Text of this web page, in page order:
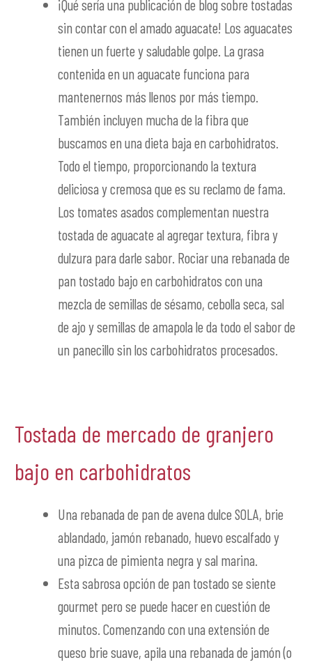
¡Qué sería una publicación de blog sobre tostadas
sin contar con el amado aguacate! Los aguacates
tienen un fuerte y saludable golpe. La grasa
contenida en un aguacate funciona para
mantenernos más llenos por más tiempo.
También incluyen mucha de la fibra que
buscamos en una dieta baja en carbohidratos.
Todo el tiempo, proporcionando la textura
deliciosa y cremosa que es su reclamo de fama.
Los tomates asados complementan nuestra
tostada de aguacate al agregar textura, fibra y
dulzura para darle sabor. Rociar una rebanada de
pan tostado bajo en carbohidratos con una
mezcla de semillas de sésamo, cebolla seca, sal
de ajo y semillas de amapola le da todo el sabor de
un panecillo sin los carbohidratos procesados.
Tostada de mercado de granjero
bajo en carbohidratos
Una rebanada de pan de avena dulce SOLA, brie
ablandado, jamón rebanado, huevo escalfado y
una pizca de pimienta negra y sal marina.
Esta sabrosa opción de pan tostado se siente
gourmet pero se puede hacer en cuestión de
minutos. Comenzando con una extensión de
queso brie suave, apila una rebanada de jamón (o